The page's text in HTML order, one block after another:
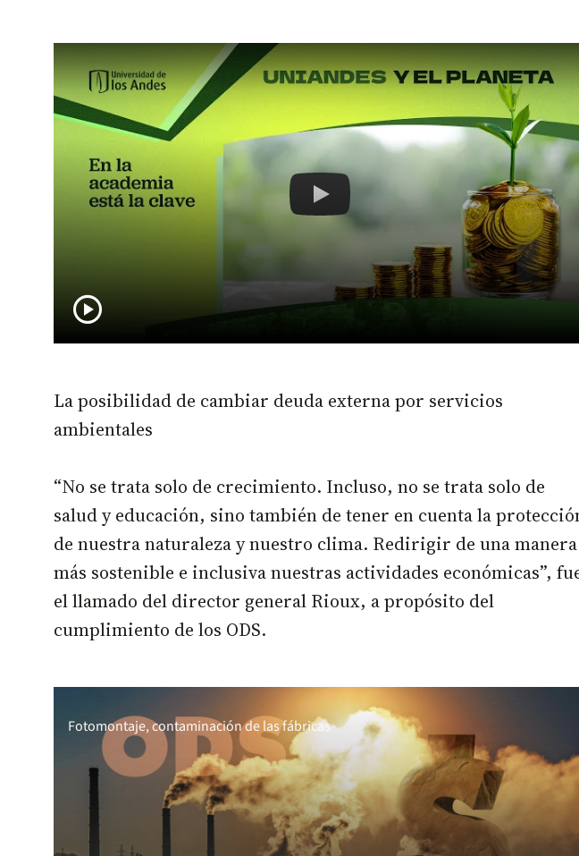
Remote video URL
Los retos de financiar los
play_circle
La posibilidad de cambiar deuda externa por servicios
ambientales
“No se trata solo de crecimiento. Incluso, no se trata solo de
salud y educación, sino también de tener en cuenta la
de nuestra naturaleza y nuestro clima. Redirigir de una manera
más sostenible e inclusiva nuestras actividades económicas”,
el llamado del director general Rioux, a propósito del
cumplimiento de los ODS.
Fotomontaje, contaminación de las fábricas